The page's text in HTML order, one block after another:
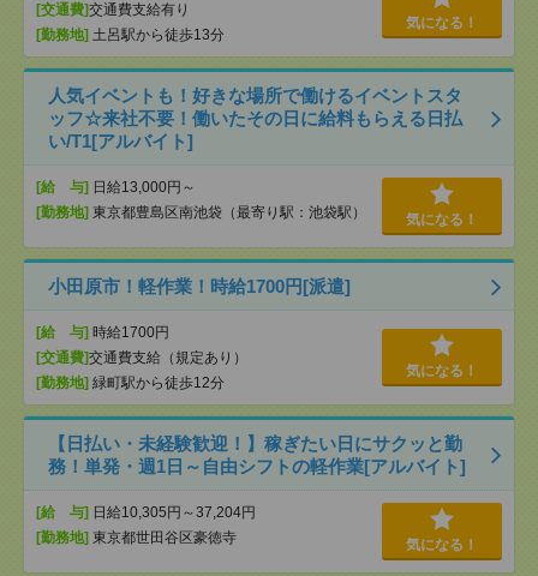
[交通費]交通費支給有り
[勤務地] 土呂駅から徒歩13分
気になる！
人気イベントも！好きな場所で働けるイベントスタ
ッフ☆来社不要！働いたその日に給料もらえる日払
い/T1[アルバイト]
[給 与] 日給13,000円～
[勤務地] 東京都豊島区南池袋（最寄り駅：池袋駅） 気になる！
小田原市！軽作業！時給1700円[派遣]
[給 与] 時給1700円
[交通費]交通費支給（規定あり）
[勤務地] 緑町駅から徒歩12分
気になる！
【日払い・未経験歓迎！】稼ぎたい日にサクッと勤
務！単発・週1日～自由シフトの軽作業[アルバイト]
[給 与] 日給10,305円～37,204円
[勤務地] 東京都世田谷区豪徳寺 気になる！